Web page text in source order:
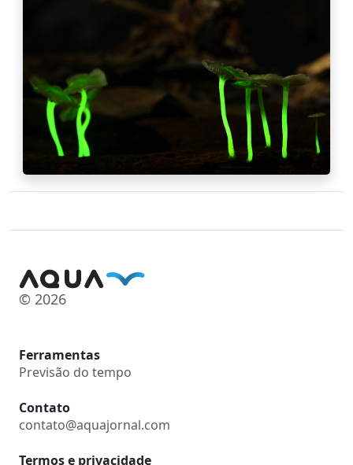
© 2026
Ferramentas
Previsão do tempo
Contato
contato@aquajornal.com
Termos e privacidade